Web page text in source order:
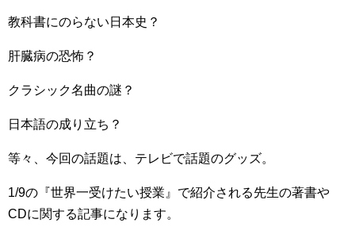
教科書にのらない日本史？
肝臓病の恐怖？
クラシック名曲の謎？
日本語の成り立ち？
等々、今回の話題は、テレビで話題のグッズ。
1/9の『世界一受けたい授業』で紹介される先生の著書や
CDに関する記事になります。